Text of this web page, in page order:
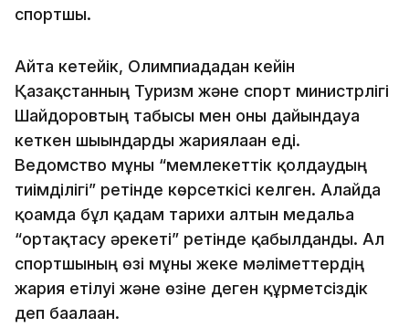
спортшы.
Айта кетейік, Олимпиададан кейін
Қазақстанның Туризм және спорт министрлігі
Шайдоровтың табысы мен оны дайындауға
кеткен шығындарды жариялаған еді.
Ведомство мұны “мемлекеттік қолдаудың
тиімділігі” ретінде көрсеткісі келген. Алайда
қоғамда бұл қадам тарихи алтын медальға
“ортақтасу әрекеті” ретінде қабылданды. Ал
спортшының өзі мұны жеке мәліметтердің
жария етілуі және өзіне деген құрметсіздік
деп бағалаған.